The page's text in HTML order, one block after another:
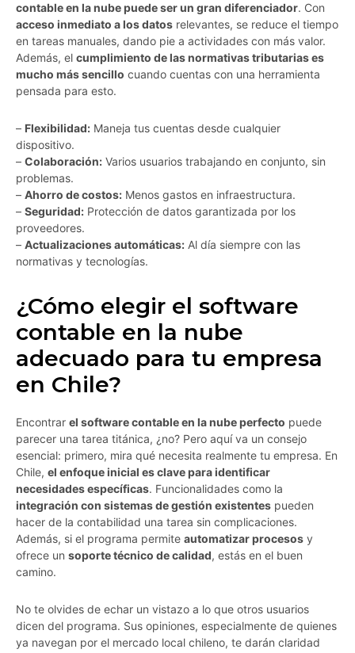
contable en la nube puede ser un gran diferenciador. Con
acceso inmediato a los datos relevantes, se reduce el tiempo
en tareas manuales, dando pie a actividades con más valor.
Además, el cumplimiento de las normativas tributarias es
mucho más sencillo cuando cuentas con una herramienta
pensada para esto.
– Flexibilidad: Maneja tus cuentas desde cualquier
dispositivo.
– Colaboración: Varios usuarios trabajando en conjunto, sin
problemas.
– Ahorro de costos: Menos gastos en infraestructura.
– Seguridad: Protección de datos garantizada por los
proveedores.
– Actualizaciones automáticas: Al día siempre con las
normativas y tecnologías.
¿Cómo elegir el software
contable en la nube
adecuado para tu empresa
en Chile?
Encontrar el software contable en la nube perfecto puede
parecer una tarea titánica, ¿no? Pero aquí va un consejo
esencial: primero, mira qué necesita realmente tu empresa. En
Chile, el enfoque inicial es clave para identificar
necesidades específicas. Funcionalidades como la
integración con sistemas de gestión existentes pueden
hacer de la contabilidad una tarea sin complicaciones.
Además, si el programa permite automatizar procesos y
ofrece un soporte técnico de calidad, estás en el buen
camino.
No te olvides de echar un vistazo a lo que otros usuarios
dicen del programa. Sus opiniones, especialmente de quienes
ya navegan por el mercado local chileno, te darán claridad